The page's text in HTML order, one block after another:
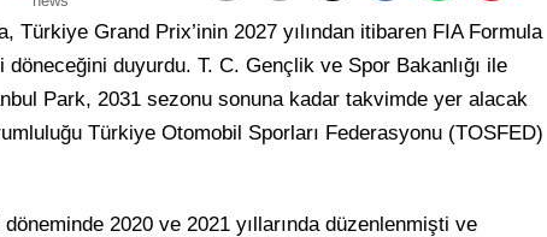
Türkiye Grand Prix’inin 2027 yılından itibaren FIA Formula
duyurdu. T. C. Gençlik ve Spor Bakanlığı ile
Park, 2031 sezonu sonuna kadar takvimde yer alacak
Türkiye Otomobil Sporları Federasyonu (TOSFED)
2020 ve 2021 yıllarında düzenlenmişti ve